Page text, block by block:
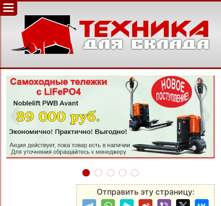
‹ ›
Отправить эту страницу: